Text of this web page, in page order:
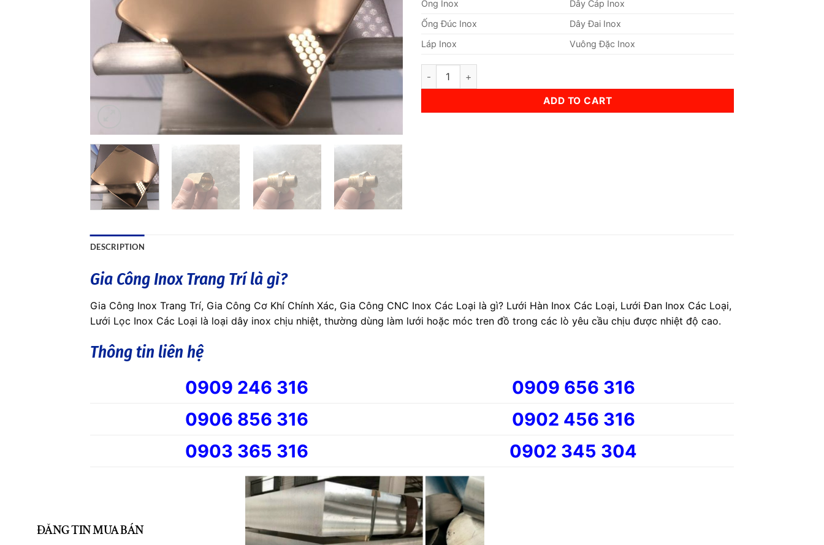
Ống Inox
Dây Cáp Inox
Ống Đúc Inox
Dây Đai Inox
Láp Inox
Vuông Đặc Inox
Gia Công Inox Trang Trí quantity
ADD TO CART
DESCRIPTION
Gia Công Inox Trang Trí là gì?
Gia Công Inox Trang Trí, Gia Công Cơ Khí Chính Xác, Gia Công CNC Inox Các Loại là gì? Lưới Hàn Inox Các Loại, Lưới Đan Inox Các Loại,
Lưới Lọc Inox Các Loại là loại dây inox chịu nhiệt, thường dùng làm lưới hoặc móc tren đồ trong các lò yêu cầu chịu được nhiệt độ cao.
Thông tin liên hệ
0909 246 316
0909 656 316
0906 856 316
0902 456 316
0903 365 316
0902 345 304
Để được tư vấn miễn phí và mua hàng chất lượng với giá cạnh tranh.
CLOSE
THIS
MODULE
ĐĂNG TIN MUA BÁN